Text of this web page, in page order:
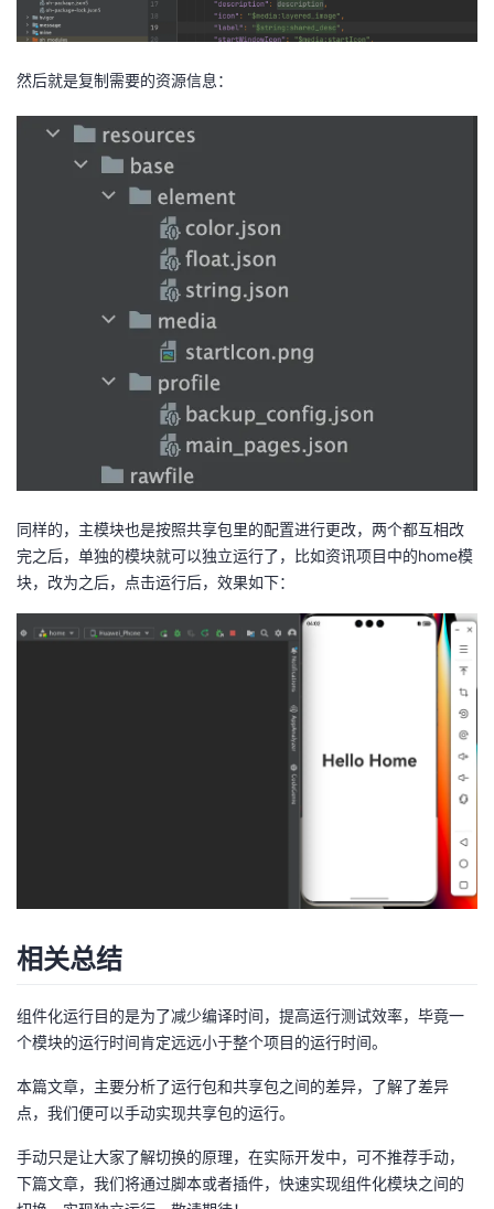
然后就是复制需要的资源信息：
同样的，主模块也是按照共享包里的配置进行更改，两个都互相改
完之后，单独的模块就可以独立运行了，比如资讯项目中的home模
块，改为之后，点击运行后，效果如下：
相关总结
组件化运行目的是为了减少编译时间，提高运行测试效率，毕竟一
个模块的运行时间肯定远远小于整个项目的运行时间。
本篇文章，主要分析了运行包和共享包之间的差异，了解了差异
点，我们便可以手动实现共享包的运行。
手动只是让大家了解切换的原理，在实际开发中，可不推荐手动，
下篇文章，我们将通过脚本或者插件，快速实现组件化模块之间的